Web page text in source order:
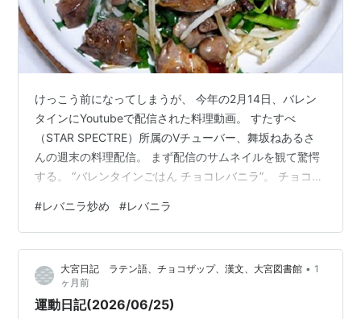
けっこう前になってしまうが、 今年の2月14日、バレン
タインにYoutubeで配信された料理動画。 すたすべ
（STAR SPECTRE）所属のVチューバー、舞坂ねあるさ
んの週末の料理配信。 まず配信のサムネイルを観て驚愕
する。 “バレンタインごはん チョコレバニラ”。 チョコレ
ラ！？」 思わず二度見してしまったサムネイル。 冒頭か
らロッテのガーナチョコが3枚登場。 もう悪い予感しか
しない。 チョコレートを料理の隠し味に用いるのはよく
見聞きする。 カレーやビーフシチュー，煮込み料理で割
とメジャーかもしれない。 だが中華料理のレバニラ炒め
ときた。…
#レバニラ炒め #レバニラ
大宮日記 ラテン語、チョコザップ、漢文、大宮図書館 • 1
ヶ月前
運動日記(2026/06/25)